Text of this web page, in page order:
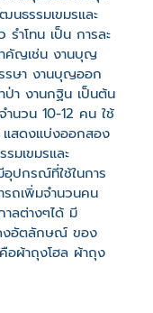
ธรรมเขมรและ
ำโทน เป็น การละ
ำคัญเช่น งานบุญ
รษา งานบุญออก
ป่า งานกฐิน เป็นต้น
นวน 10-12 คน ใช้
แสดงแบ่งออกสอง
มเขมรและ
ปกรณ์ที่ใช้ในการ
ถเพิ่มจำนวนคน
ลต่างๆได้ มี
งอัตลักษณ์ ของ
อผ้าถุงโฮล ผ้าถุง